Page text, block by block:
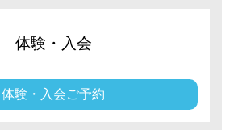
体験・入会
体験・入会ご予約